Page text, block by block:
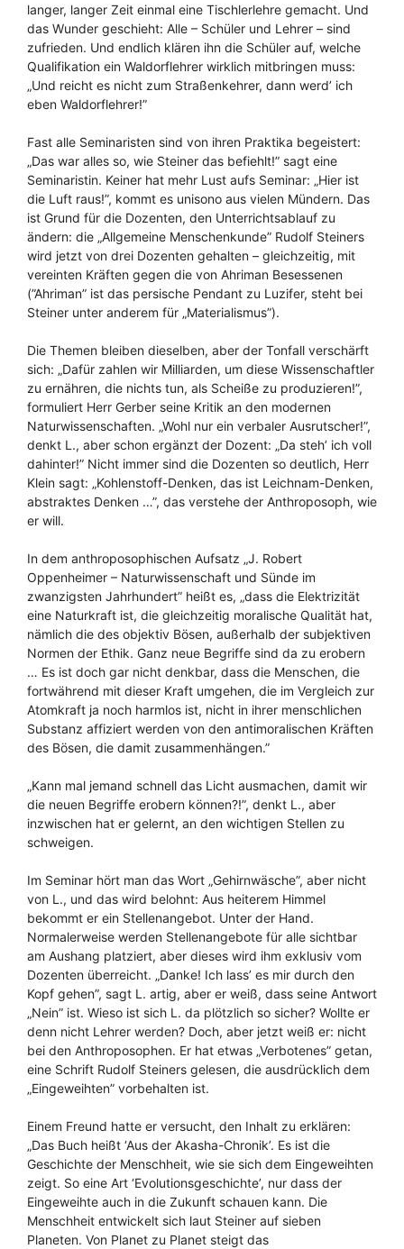
langer, langer Zeit einmal eine Tischlerlehre gemacht. Und
das Wunder geschieht: Alle – Schüler und Lehrer – sind
zufrieden. Und endlich klären ihn die Schüler auf, welche
Qualifikation ein Waldorflehrer wirklich mitbringen muss:
„Und reicht es nicht zum Straßenkehrer, dann werd’ ich
eben Waldorflehrer!”
Fast alle Seminaristen sind von ihren Praktika begeistert:
„Das war alles so, wie Steiner das befiehlt!” sagt eine
Seminaristin. Keiner hat mehr Lust aufs Seminar: „Hier ist
die Luft raus!”, kommt es unisono aus vielen Mündern. Das
ist Grund für die Dozenten, den Unterrichtsablauf zu
ändern: die „Allgemeine Menschenkunde” Rudolf Steiners
wird jetzt von drei Dozenten gehalten – gleichzeitig, mit
vereinten Kräften gegen die von Ahriman Besessenen
(”Ahriman” ist das persische Pendant zu Luzifer, steht bei
Steiner unter anderem für „Materialismus”).
Die Themen bleiben dieselben, aber der Tonfall verschärft
sich: „Dafür zahlen wir Milliarden, um diese Wissenschaftler
zu ernähren, die nichts tun, als Scheiße zu produzieren!”,
formuliert Herr Gerber seine Kritik an den modernen
Naturwissenschaften. „Wohl nur ein verbaler Ausrutscher!”,
denkt L., aber schon ergänzt der Dozent: „Da steh’ ich voll
dahinter!” Nicht immer sind die Dozenten so deutlich, Herr
Klein sagt: „Kohlenstoff-Denken, das ist Leichnam-Denken,
abstraktes Denken …”, das verstehe der Anthroposoph, wie
er will.
In dem anthroposophischen Aufsatz „J. Robert
Oppenheimer – Naturwissenschaft und Sünde im
zwanzigsten Jahrhundert” heißt es, „dass die Elektrizität
eine Naturkraft ist, die gleichzeitig moralische Qualität hat,
nämlich die des objektiv Bösen, außerhalb der subjektiven
Normen der Ethik. Ganz neue Begriffe sind da zu erobern
… Es ist doch gar nicht denkbar, dass die Menschen, die
fortwährend mit dieser Kraft umgehen, die im Vergleich zur
Atomkraft ja noch harmlos ist, nicht in ihrer menschlichen
Substanz affiziert werden von den antimoralischen Kräften
des Bösen, die damit zusammenhängen.”
„Kann mal jemand schnell das Licht ausmachen, damit wir
die neuen Begriffe erobern können?!”, denkt L., aber
inzwischen hat er gelernt, an den wichtigen Stellen zu
schweigen.
Im Seminar hört man das Wort „Gehirnwäsche”, aber nicht
von L., und das wird belohnt: Aus heiterem Himmel
bekommt er ein Stellenangebot. Unter der Hand.
Normalerweise werden Stellenangebote für alle sichtbar
am Aushang platziert, aber dieses wird ihm exklusiv vom
Dozenten überreicht. „Danke! Ich lass’ es mir durch den
Kopf gehen”, sagt L. artig, aber er weiß, dass seine Antwort
„Nein” ist. Wieso ist sich L. da plötzlich so sicher? Wollte er
denn nicht Lehrer werden? Doch, aber jetzt weiß er: nicht
bei den Anthroposophen. Er hat etwas „Verbotenes” getan,
eine Schrift Rudolf Steiners gelesen, die ausdrücklich dem
„Eingeweihten” vorbehalten ist.
Einem Freund hatte er versucht, den Inhalt zu erklären:
„Das Buch heißt ‘Aus der Akasha-Chronik’. Es ist die
Geschichte der Menschheit, wie sie sich dem Eingeweihten
zeigt. So eine Art ‘Evolutionsgeschichte’, nur dass der
Eingeweihte auch in die Zukunft schauen kann. Die
Menschheit entwickelt sich laut Steiner auf sieben
Planeten. Von Planet zu Planet steigt das